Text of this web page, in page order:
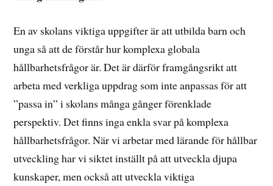
En av skolans viktiga uppgifter är att utbilda barn och
unga så att de förstår hur komplexa globala
hållbarhetsfrågor är. Det är därför framgångsrikt att
arbeta med verkliga uppdrag som inte anpassas för att
”passa in” i skolans många gånger förenklade
perspektiv. Det finns inga enkla svar på komplexa
hållbarhetsfrågor. När vi arbetar med lärande för hållbar
utveckling har vi siktet inställt på att utveckla djupa
kunskaper, men också att utveckla viktiga